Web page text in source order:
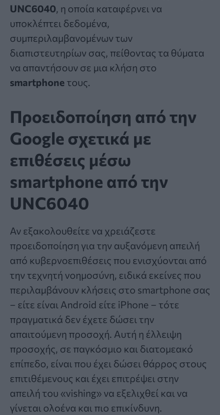
UNC6040, η οποία καταφέρνει να
υποκλέπτει δεδομένα,
συμπεριλαμβανομένων των
διαπιστευτηρίων σας, πείθοντας τα θύματα
να απαντήσουν σε μια κλήση στο
smartphone τους.
Προειδοποίηση από την
Google σχετικά με
επιθέσεις μέσω
smartphone από την
UNC6040
Αν εξακολουθείτε να χρειάζεστε
προειδοποίηση για την αυξανόμενη απειλή
από κυβερνοεπιθέσεις που ενισχύονται από
την τεχνητή νοημοσύνη, ειδικά εκείνες που
περιλαμβάνουν κλήσεις στο smartphone σας
– είτε είναι Android είτε iPhone – τότε
πραγματικά δεν έχετε δώσει την
απαιτούμενη προσοχή. Αυτή η έλλειψη
προσοχής, σε παγκόσμιο και διατομεακό
επίπεδο, είναι που έχει δώσει θάρρος στους
επιτιθέμενους και έχει επιτρέψει στην
απειλή του «vishing» να εξελιχθεί και να
γίνεται ολοένα και πιο επικίνδυνη.